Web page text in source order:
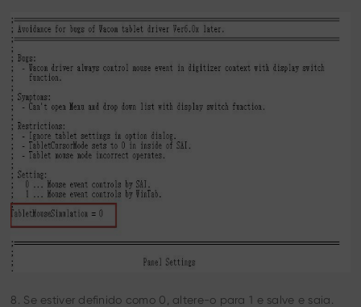
8. Se estiver definido como 0, altere-o para 1 e salve e saia.